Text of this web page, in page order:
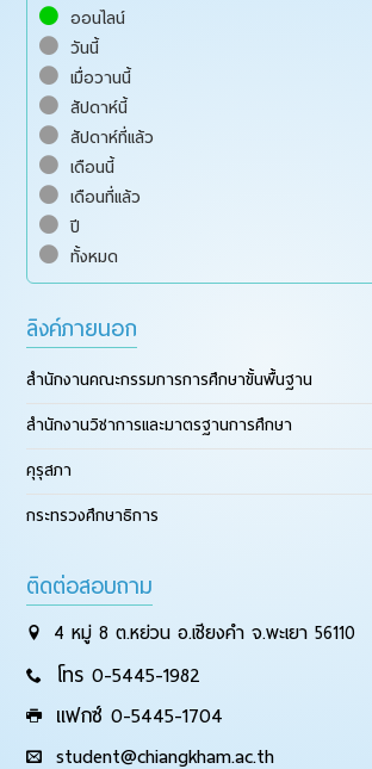
ออนไลน์
วันนี้
เมื่อวานนี้
สัปดาห์นี้
สัปดาห์ที่แล้ว
เดือนนี้
เดือนที่แล้ว
ปี
ทั้งหมด
ลิงค์ภายนอก
สำนักงานคณะกรรมการการศึกษาขั้นพื้นฐาน
สำนักงานวิชาการและมาตรฐานการศึกษา
คุรุสภา
กระทรวงศึกษาธิการ
ติดต่อสอบถาม
4 หมู่ 8 ต.หย่วน อ.เชียงคำ จ.พะเยา 56110
โทร 0-5445-1982
แฟกซ์ 0-5445-1704
student@chiangkham.ac.th